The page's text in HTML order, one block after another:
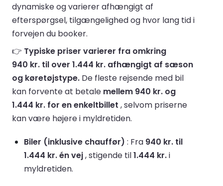
dynamiske og varierer afhængigt af
efterspørgsel, tilgængelighed og hvor lang tid i
forvejen du booker.
👉 Typiske priser varierer fra omkring
940 kr. til over 1.444 kr. afhængigt af sæson
og køretøjstype. De fleste rejsende med bil
kan forvente at betale mellem 940 kr. og
1.444 kr. for en enkeltbillet , selvom priserne
kan være højere i myldretiden.
Biler (inklusive chauffør) : Fra 940 kr. til
1.444 kr. én vej, stigende til1.444 kr.i
myldretiden.